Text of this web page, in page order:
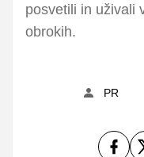
posvetili in uživali
obrokih.
PR